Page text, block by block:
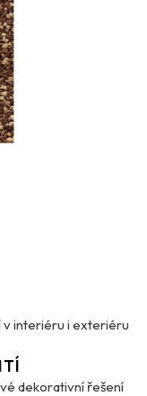
interiéru i exteriéru
dekorativní řešení